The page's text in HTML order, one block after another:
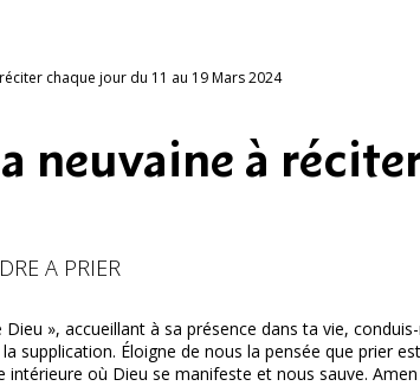
chaque jour du 11 au 19 Mars 2024
neuvaine à
A PRIER
Dieu », accueillant à sa présence dans ta vie,
supplication. Éloigne de nous la pensée que prier
intérieure où Dieu se manifeste et nous sauve. Amen